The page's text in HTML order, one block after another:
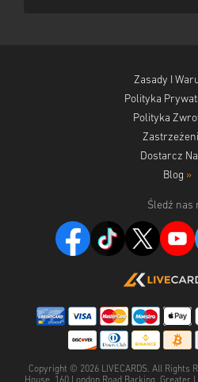
Zasady I
Polityka
Polityka
Dostarcz
Blog »
Śledź nas
Copyright © 2026 LIVECARDS. All Rights